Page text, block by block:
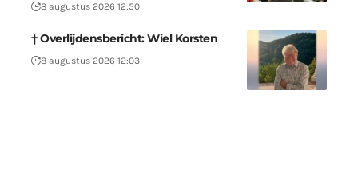
8 augustus 2026 12:50
† Overlijdensbericht: Wiel Korsten
8 augustus 2026 12:03